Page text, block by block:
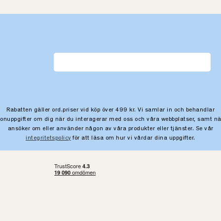
Rabatten gäller ord.priser vid köp över 499 kr. Vi samlar in och behandlar
om dig när du interagerar med oss och våra webbplatser, samt
ansöker om eller använder någon av våra produkter eller tjänster. Se vår
integritetspolicy för att läsa om hur vi vårdar dina uppgifter.